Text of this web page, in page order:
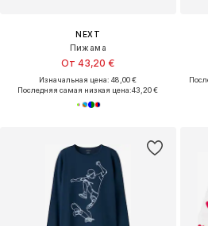
NEXT
Пижама
От 43,20 €
Изначальная цена: 48,00 €
Последняя самая низкая цена:43,20 €